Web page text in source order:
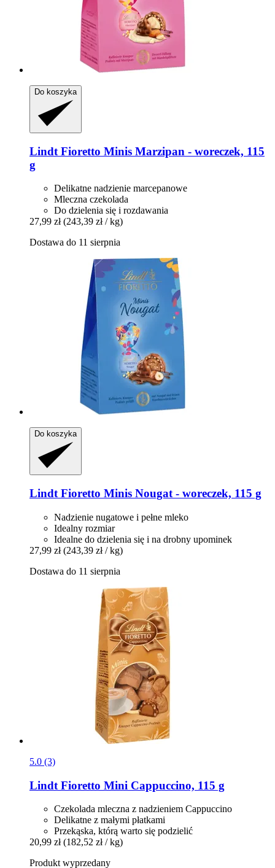
Do koszyka
Lindt Fioretto Minis Marzipan -​ woreczek, 115
g
Delikatne nadzienie marcepanowe
Mleczna czekolada
Do dzielenia się i rozdawania
27,99 zł (243,39 zł / kg)
Dostawa do 11 sierpnia
Do koszyka
Lindt Fioretto Minis Nougat -​ woreczek, 115 g
Nadzienie nugatowe i pełne mleko
Idealny rozmiar
Idealne do dzielenia się i na drobny upominek
27,99 zł (243,39 zł / kg)
Dostawa do 11 sierpnia
5.0 (3)
Lindt Fioretto Mini Cappuccino, 115 g
Czekolada mleczna z nadzieniem Cappuccino
Delikatne z małymi płatkami
Przekąska, którą warto się podzielić
20,99 zł (182,52 zł / kg)
Produkt wyprzedany